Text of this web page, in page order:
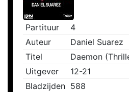
Partituur
4
Auteur
Daniel Suarez
Titel
Daemon
Uitgever
12-21
Bladzijden 588